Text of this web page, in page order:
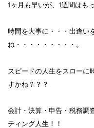
1ヶ月も早いが、1週間はも
時間を大事に・・・ 出逢い
ね・・・・・・・・・。
スピードの人生をスローに
すかね？？？
会計・決算・申告・税務調
ティング人生！！